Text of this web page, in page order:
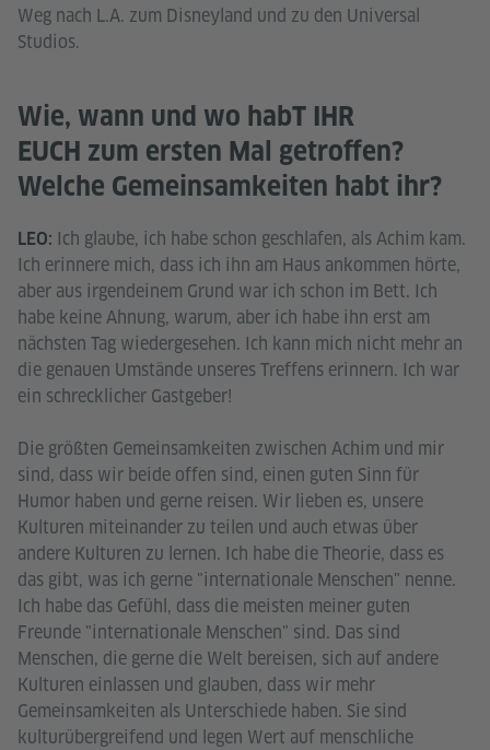
Weg nach L.A. zum Disneyland und zu den Universal
Studios.
Wie, wann und wo habT IHR
EUCH zum ersten Mal getroffen?
Welche Gemeinsamkeiten habt ihr?
LEO: Ich glaube, ich habe schon geschlafen, als Achim kam.
Ich erinnere mich, dass ich ihn am Haus ankommen hörte,
aber aus irgendeinem Grund war ich schon im Bett. Ich
habe keine Ahnung, warum, aber ich habe ihn erst am
nächsten Tag wiedergesehen. Ich kann mich nicht mehr an
die genauen Umstände unseres Treffens erinnern. Ich war
ein schrecklicher Gastgeber!
Die größten Gemeinsamkeiten zwischen Achim und mir
sind, dass wir beide offen sind, einen guten Sinn für
Humor haben und gerne reisen. Wir lieben es, unsere
Kulturen miteinander zu teilen und auch etwas über
andere Kulturen zu lernen. Ich habe die Theorie, dass es
das gibt, was ich gerne "internationale Menschen" nenne.
Ich habe das Gefühl, dass die meisten meiner guten
Freunde "internationale Menschen" sind. Das sind
Menschen, die gerne die Welt bereisen, sich auf andere
Kulturen einlassen und glauben, dass wir mehr
Gemeinsamkeiten als Unterschiede haben. Sie sind
kulturübergreifend und legen Wert auf menschliche